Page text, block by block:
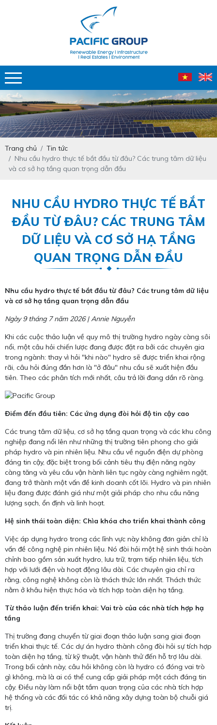
Trang chủ
Tin tức
Nhu cầu hydro thực tế bắt đầu từ đâu? Các trung tâm dữ liệu
và cơ sở hạ tầng quan trọng dẫn đầu
NHU CẦU HYDRO THỰC TẾ BẮT
ĐẦU TỪ ĐÂU? CÁC TRUNG TÂM
DỮ LIỆU VÀ CƠ SỞ HẠ TẦNG
QUAN TRỌNG DẪN ĐẦU
Nhu cầu hydro thực tế bắt đầu từ đâu? Các trung tâm dữ liệu
và cơ sở hạ tầng quan trọng dẫn đầu
Ngày 9 tháng 7 năm 2026 | Annie Nguyễn
Khi các cuộc thảo luận về quy mô thị trường hydro ngày càng sôi
nổi, một câu hỏi chiến lược đang được đặt ra bởi các chuyên gia
trong ngành: thay vì hỏi "khi nào" hydro sẽ được triển khai rộng
rãi, câu hỏi đúng đắn hơn là "ở đâu" nhu cầu sẽ xuất hiện đầu
tiên. Theo các phân tích mới nhất, câu trả lời đang dần rõ ràng.
Điểm đến đầu tiên: Các ứng dụng đòi hỏi độ tin cậy cao
Các trung tâm dữ liệu, cơ sở hạ tầng quan trọng và các khu công
nghiệp đang nổi lên như những thị trường tiên phong cho giải
pháp hydro và pin nhiên liệu. Nhu cầu về nguồn điện dự phòng
đáng tin cậy, đặc biệt trong bối cảnh tiêu thụ điện năng ngày
càng tăng và yêu cầu vận hành liên tục ngày càng nghiêm ngặt,
đang trở thành một vấn đề kinh doanh cốt lõi. Hydro và pin nhiên
liệu đang được đánh giá như một giải pháp cho nhu cầu năng
lượng sạch, ổn định và linh hoạt.
Hệ sinh thái toàn diện: Chìa khóa cho triển khai thành công
Việc áp dụng hydro trong các lĩnh vực này không đơn giản chỉ là
vấn đề công nghệ pin nhiên liệu. Nó đòi hỏi một hệ sinh thái hoàn
chỉnh bao gồm sản xuất hydro, lưu trữ, trạm tiếp nhiên liệu, tích
hợp với lưới điện và hoạt động lâu dài. Các chuyên gia chỉ ra
rằng, công nghệ không còn là thách thức lớn nhất. Thách thức
nằm ở khâu hiện thực hóa và tích hợp toàn diện hạ tầng.
Từ thảo luận đến triển khai: Vai trò của các nhà tích hợp hạ
tầng
Thị trường đang chuyển từ giai đoạn thảo luận sang giai đoạn
triển khai thực tế. Các dự án hydro thành công đòi hỏi sự tích hợp
toàn diện hạ tầng, từ kỹ thuật, vận hành thử đến hỗ trợ lâu dài.
Trong bối cảnh này, câu hỏi không còn là hydro có đóng vai trò
gì không, mà là ai có thể cung cấp giải pháp một cách đáng tin
cậy. Điều này làm nổi bật tầm quan trọng của các nhà tích hợp
hệ thống và các đối tác có khả năng xây dựng toàn bộ chuỗi giá
trị.